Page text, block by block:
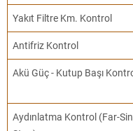
Yakıt Filtre Km. Kontrol
Antifriz Kontrol
Akü Güç - Kutup Başı
Aydınlatma Kontrol (Far-